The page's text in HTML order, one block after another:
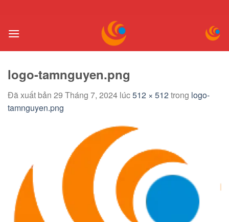
nội
logo-tamnguyen.png
Đã xuất bản 29 Tháng 7, 2024 lúc512 × 512trong logo-
tamnguyen.png